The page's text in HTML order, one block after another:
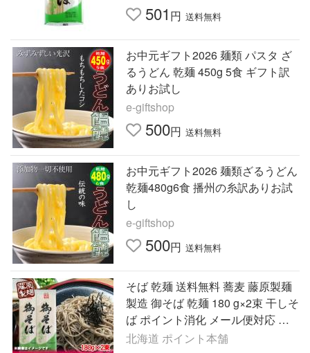
501 円 送料無料
お中元ギフト2026 麺類 パスタ ざ
るうどん 乾麺 450g 5食 ギフト訳
ありお試し
e-giftshop
500円 送料無料
お中元ギフト2026 麺類ざるうどん
乾麺480g6食 播州の糸訳ありお試
し
e-giftshop
500円 送料無料
そば 乾麺 送料無料 蕎麦 藤原製麺
製造 御そば 乾麺 180 g×2束 干しそ
ば ポイント消化 メール便対応 ポ
スト 投函 麺類 そば
北海道 ポイント本舗